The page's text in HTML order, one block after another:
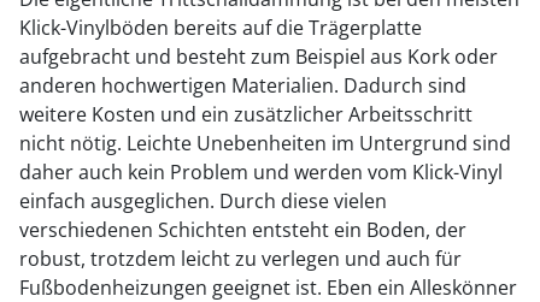
Klick-Vinylböden bereits auf die Trägerplatte
aufgebracht und besteht zum Beispiel aus Kork oder
anderen hochwertigen Materialien. Dadurch sind
weitere Kosten und ein zusätzlicher Arbeitsschritt
nicht nötig. Leichte Unebenheiten im Untergrund sind
daher auch kein Problem und werden vom Klick-Vinyl
einfach ausgeglichen. Durch diese vielen
verschiedenen Schichten entsteht ein Boden, der
robust, trotzdem leicht zu verlegen und auch für
Fußbodenheizungen geeignet ist. Eben ein Alleskönner